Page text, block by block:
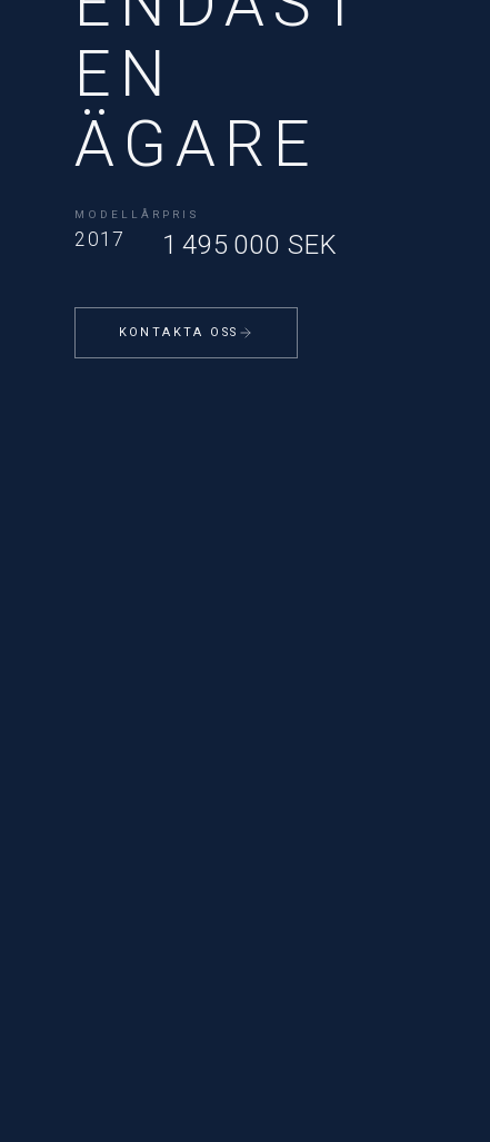
EN
ÄGARE
MODELLÅR
2017
PRIS
1 495 000 SEK
KONTAKTA OSS